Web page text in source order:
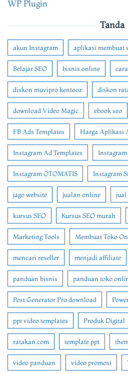
WP Plugin
Tanda
akun Instagram aplikasi membuat
Belajar SEO bisnis online
diskon muvipro kentooz diskon
download Video Magic ebook seo
FB Ads Templates Harga Aplikasi
Instagram Ad Templates
Instagram OTOMATIS Instagram
jago website jualan online jual
kursus SEO Kursus SEO murah
Marketing Tools Membuat Toko
mencari reseller menjadi affiliate
panduan bisnis panduan toko
Post Generator Pro download
ppt video templates Produk Digital
ratakan.com template ppt
video panduan video promosi